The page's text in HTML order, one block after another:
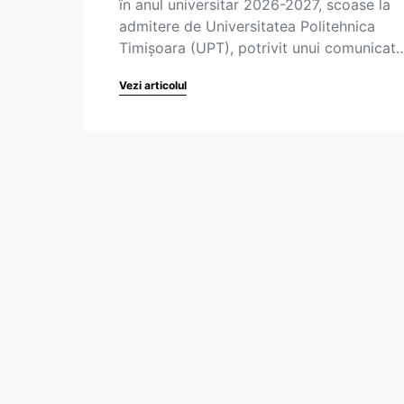
în anul universitar 2026-2027, scoase la
admitere de Universitatea Politehnica
Timișoara (UPT), potrivit unui
Vezi articolul